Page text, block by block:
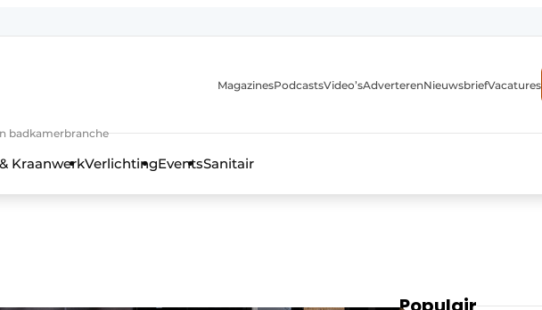
in de keuken-, woon-, en badkamerbranche
badkamerbranche
MagazinesPodcastsVideo’sAdverterenNieuwsbriefVacatures
KraanwerkVerlichtingEventsSanitair